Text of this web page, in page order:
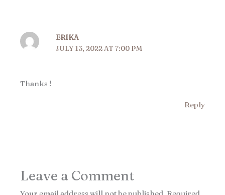
ERIKA
JULY 13, 2022 AT 7:00 PM
Thanks !
Reply
Leave a Comment